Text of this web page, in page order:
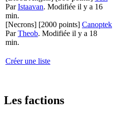
ParIstaavan. Modifiée il y a 16
min.
[Necrons] [2000 points] Canoptek
ParTheob. Modifiée il y a 18
min.
Créer une liste
Les factions